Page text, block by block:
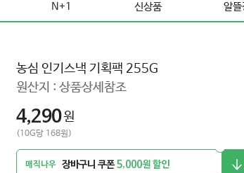
N+1 신상품 알뜰
농심 인기스낵 기획팩 255G
원산지 : 상품상세참조
4,290원
(10G당 168원)
매직나우 장바구니 쿠폰5,000원 할인